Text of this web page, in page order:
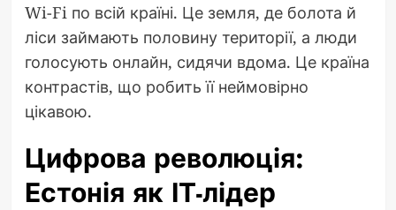
Wi-Fi по всій країні. Це земля, де болота й
ліси займають половину території, а люди
голосують онлайн, сидячи вдома. Це країна
контрастів, що робить її неймовірно
цікавою.
Цифрова революція:
Естонія як ІТ-лідер